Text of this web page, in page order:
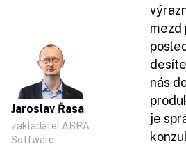
Jaroslav Řasa
zakladatel ABRA
Software
mezd
nás
je